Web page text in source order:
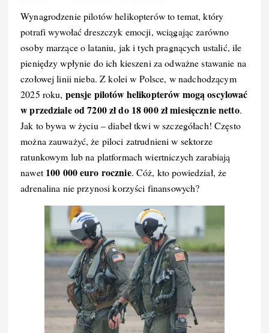
c
e
b
o
o
k
er
e
st
m
bl
r
d
di
t
k
e
d
I
n
p
y
Li
n
k
Wynagrodzenie pilotów helikopterów to temat, który
potrafi wywołać dreszczyk emocji, wciągając zarówno
osoby marzące o lataniu, jak i tych pragnących ustalić, ile
pieniędzy wpłynie do ich kieszeni za odważne stawanie na
czołowej linii nieba. Z kolei w Polsce, w nadchodzącym
2025 roku, pensje pilotów helikopterów mogą oscylować
w przedziale od 7200 zł do 18 000 zł miesięcznie netto.
Jak to bywa w życiu – diabeł tkwi w szczegółach! Często
można zauważyć, że piloci zatrudnieni w sektorze
ratunkowym lub na platformach wiertniczych zarabiają
nawet 100 000 euro rocznie. Cóż, kto powiedział, że
adrenalina nie przynosi korzyści finansowych?